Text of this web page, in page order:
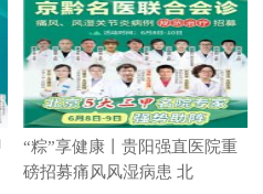
“粽”享健康丨贵阳强直医院重
磅招募痛风风湿病患 北